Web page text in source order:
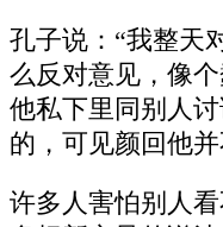
孔子说：“我整天
么反对意见，像
他私下里同别人
的，可见颜回他
许多人害怕别人